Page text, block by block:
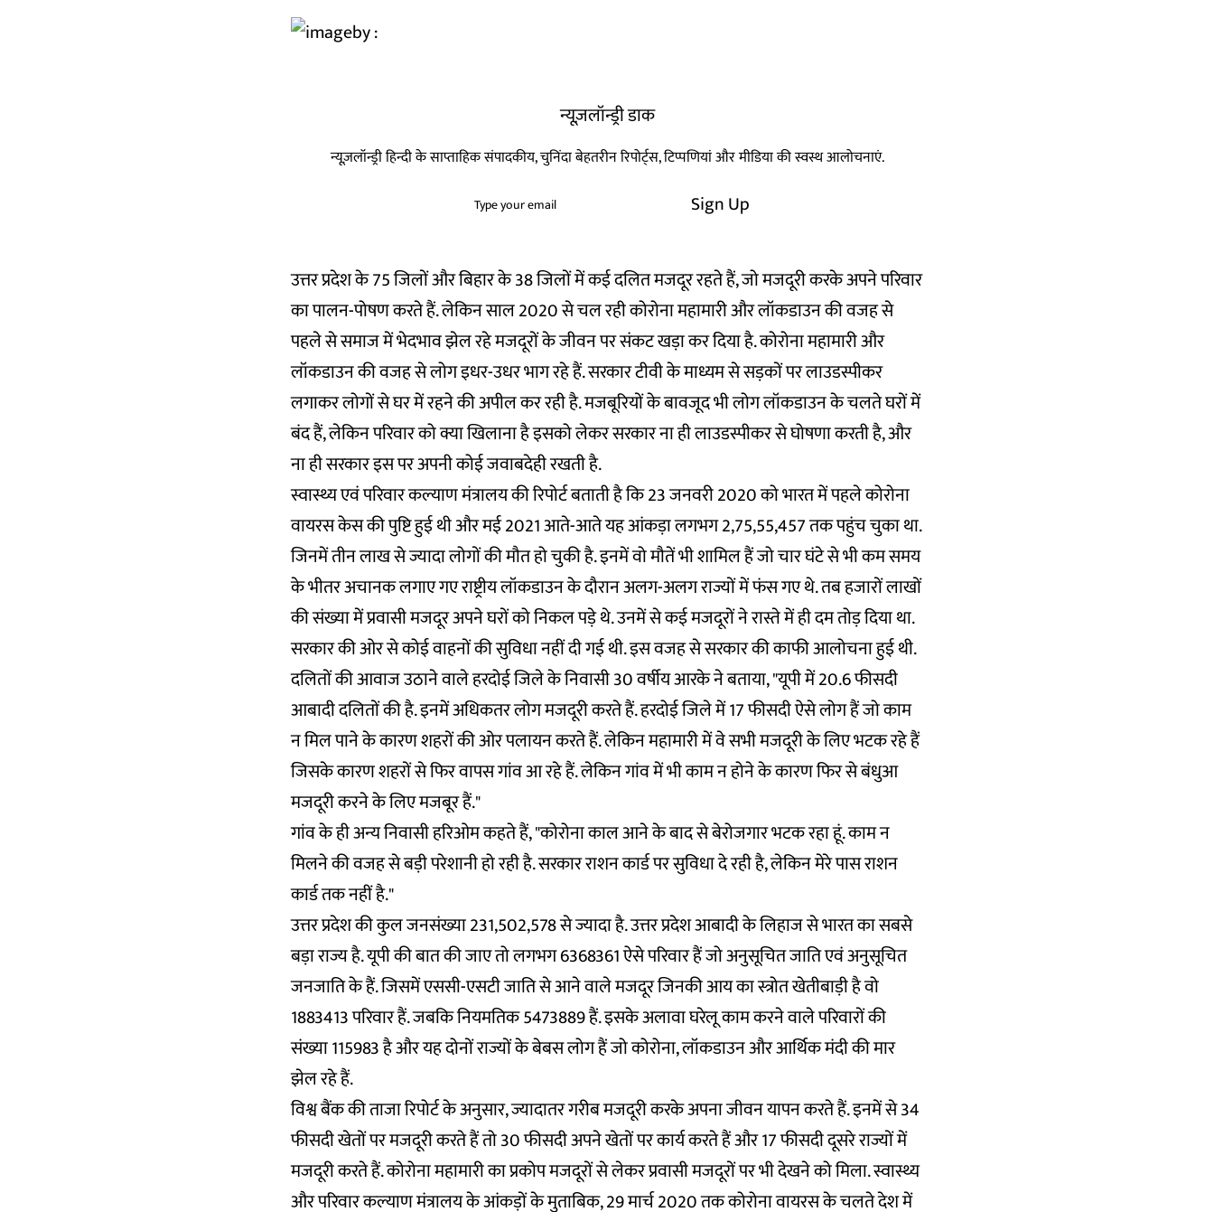
न्यूज़लॉन्ड्री डाक
न्यूज़लॉन्ड्री हिन्दी के साप्ताहिक संपादकीय, चुनिंदा बेहतरीन रिपोर्ट्स, टिप्पणियां और मीडिया की स्वस्थ आलोचनाएं.
Sign Up
उत्तर प्रदेश के 75 जिलों और बिहार के 38 जिलों में कई दलित मजदूर रहते हैं, जो मजदूरी करके अपने परिवार
का पालन-पोषण करते हैं. लेकिन साल 2020 से चल रही कोरोना महामारी और लॉकडाउन की वजह से
पहले से समाज में भेदभाव झेल रहे मजदूरों के जीवन पर संकट खड़ा कर दिया है. कोरोना महामारी और
लॉकडाउन की वजह से लोग इधर-उधर भाग रहे हैं. सरकार टीवी के माध्यम से सड़कों पर लाउडस्पीकर
लगाकर लोगों से घर में रहने की अपील कर रही है. मजबूरियों के बावजूद भी लोग लॉकडाउन के चलते घरों में
बंद हैं, लेकिन परिवार को क्या खिलाना है इसको लेकर सरकार ना ही लाउडस्पीकर से घोषणा करती है, और
ना ही सरकार इस पर अपनी कोई जवाबदेही रखती है.
स्वास्थ्य एवं परिवार कल्याण मंत्रालय की रिपोर्ट बताती है कि 23 जनवरी 2020 को भारत में पहले कोरोना
वायरस केस की पुष्टि हुई थी और मई 2021 आते-आते यह आंकड़ा लगभग 2,75,55,457 तक पहुंच चुका था.
जिनमें तीन लाख से ज्यादा लोगों की मौत हो चुकी है. इनमें वो मौतें भी शामिल हैं जो चार घंटे से भी कम समय
के भीतर अचानक लगाए गए राष्ट्रीय लॉकडाउन के दौरान अलग-अलग राज्यों में फंस गए थे. तब हजारों लाखों
की संख्या में प्रवासी मजदूर अपने घरों को निकल पड़े थे. उनमें से कई मजदूरों ने रास्ते में ही दम तोड़ दिया था.
सरकार की ओर से कोई वाहनों की सुविधा नहीं दी गई थी. इस वजह से सरकार की काफी आलोचना हुई थी.
दलितों की आवाज उठाने वाले हरदोई जिले के निवासी 30 वर्षीय आरके ने बताया, "यूपी में 20.6 फीसदी
आबादी दलितों की है. इनमें अधिकतर लोग मजदूरी करते हैं. हरदोई जिले में 17 फीसदी ऐसे लोग हैं जो काम
न मिल पाने के कारण शहरों की ओर पलायन करते हैं. लेकिन महामारी में वे सभी मजदूरी के लिए भटक रहे हैं
जिसके कारण शहरों से फिर वापस गांव आ रहे हैं. लेकिन गांव में भी काम न होने के कारण फिर से बंधुआ
मजदूरी करने के लिए मजबूर हैं."
गांव के ही अन्य निवासी हरिओम कहते हैं, "कोरोना काल आने के बाद से बेरोजगार भटक रहा हूं. काम न
मिलने की वजह से बड़ी परेशानी हो रही है. सरकार राशन कार्ड पर सुविधा दे रही है, लेकिन मेरे पास राशन
कार्ड तक नहीं है."
उत्तर प्रदेश की कुल जनसंख्या 231,502,578 से ज्यादा है. उत्तर प्रदेश आबादी के लिहाज से भारत का सबसे
बड़ा राज्य है. यूपी की बात की जाए तो लगभग 6368361 ऐसे परिवार हैं जो अनुसूचित जाति एवं अनुसूचित
जनजाति के हैं. जिसमें एससी-एसटी जाति से आने वाले मजदूर जिनकी आय का स्त्रोत खेतीबाड़ी है वो
1883413 परिवार हैं. जबकि नियमतिक 5473889 हैं. इसके अलावा घरेलू काम करने वाले परिवारों की
संख्या 115983 है और यह दोनों राज्यों के बेबस लोग हैं जो कोरोना, लॉकडाउन और आर्थिक मंदी की मार
झेल रहे हैं.
विश्व बैंक की ताजा रिपोर्ट के अनुसार, ज्यादातर गरीब मजदूरी करके अपना जीवन यापन करते हैं. इनमें से 34
फीसदी खेतों पर मजदूरी करते हैं तो 30 फीसदी अपने खेतों पर कार्य करते हैं और 17 फीसदी दूसरे राज्यों में
मजदूरी करते हैं. कोरोना महामारी का प्रकोप मजदूरों से लेकर प्रवासी मजदूरों पर भी देखने को मिला. स्वास्थ्य
और परिवार कल्याण मंत्रालय के आंकड़ों के मुताबिक, 29 मार्च 2020 तक कोरोना वायरस के चलते देश में